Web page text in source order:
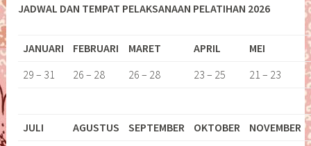
JADWAL DAN TEMPAT PELAKSANAAN PELATIHAN 2026
JANUARI FEBRUARI MARET APRIL MEI
29 – 31
26 – 28 26 – 28 23 – 25 21 – 23
JULI AGUSTUS SEPTEMBER OKTOBER NOVEMBER